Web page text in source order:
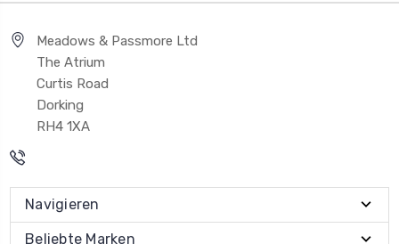
Meadows & Passmore Ltd
The Atrium
Curtis Road
Dorking
RH4 1XA
Navigieren
Beliebte Marken